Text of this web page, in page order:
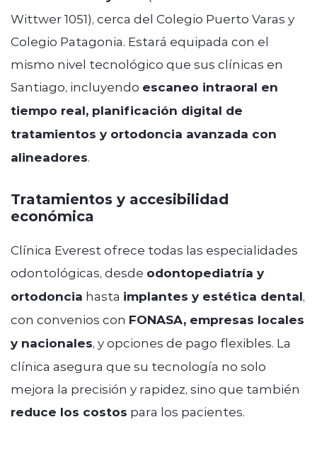
Wittwer 1051), cerca del Colegio Puerto Varas y
Colegio Patagonia. Estará equipada con el
mismo nivel tecnológico que sus clínicas en
Santiago, incluyendo escaneo intraoral en
tiempo real, planificación digital de
tratamientos y ortodoncia avanzada con
alineadores.
Tratamientos y accesibilidad
económica
Clínica Everest ofrece todas las especialidades
odontológicas, desde odontopediatría y
ortodoncia hasta implantes y estética dental,
con convenios con FONASA, empresas locales
y nacionales, y opciones de pago flexibles. La
clínica asegura que su tecnología no solo
mejora la precisión y rapidez, sino que también
reduce los costos para los pacientes.